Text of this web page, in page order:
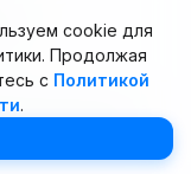
В.В.). Все права
cookie для
Продолжая
с Политикой
.